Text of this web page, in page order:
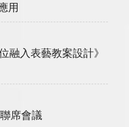
用
融入表藝教案設計》
席會議